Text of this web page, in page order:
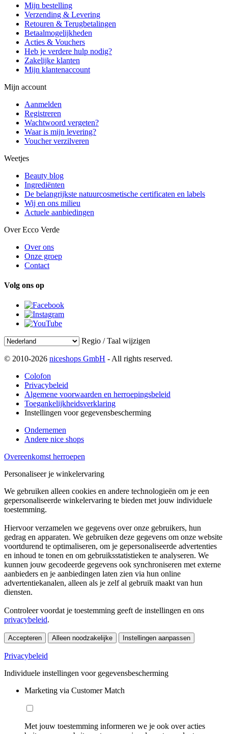
Mijn bestelling
Verzending & Levering
Retouren & Terugbetalingen
Betaalmogelijkheden
Acties & Vouchers
Heb je verdere hulp nodig?
Zakelijke klanten
Mijn klantenaccount
Mijn account
Aanmelden
Registreren
Wachtwoord vergeten?
Waar is mijn levering?
Voucher verzilveren
Weetjes
Beauty blog
Ingrediënten
De belangrijkste natuurcosmetische certificaten en labels
Wij en ons milieu
Actuele aanbiedingen
Over Ecco Verde
Over ons
Onze groep
Contact
Volg ons op
Regio / Taal wijzigen
© 2010-2026 niceshops GmbH - All rights reserved.
Colofon
Privacybeleid
Algemene voorwaarden en herroepingsbeleid
Toegankelijkheidsverklaring
Instellingen voor gegevensbescherming
Ondernemen
Andere nice shops
Overeenkomst herroepen
Personaliseer je winkelervaring
We gebruiken alleen cookies en andere technologieën om je een
gepersonaliseerde winkelervaring te bieden met jouw individuele
toestemming.
Hiervoor verzamelen we gegevens over onze gebruikers, hun
gedrag en apparaten. We gebruiken deze gegevens om onze website
voortdurend te optimaliseren, om je gepersonaliseerde advertenties
en inhoud te tonen en om gebruiksstatistieken te analyseren. We
kunnen jouw gecodeerde gegevens ook synchroniseren met externe
aanbieders en je aanbiedingen laten zien via hun online
advertentiekanalen, alleen als je zelf al gebruik maakt van hun
diensten.
Controleer voordat je toestemming geeft de instellingen en ons
privacybeleid.
Accepteren Alleen noodzakelijke Instellingen aanpassen
Privacybeleid
Individuele instellingen voor gegevensbescherming
Marketing via Customer Match
Met jouw toestemming informeren we je ook over acties